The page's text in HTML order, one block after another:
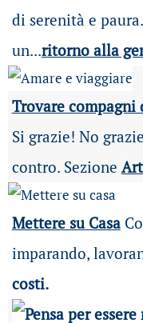
di serenità e
un...ritorno alla
Trovare compagni
Si grazie! No
contro. Sezione
Mettere su Casa
imparando,
costi.